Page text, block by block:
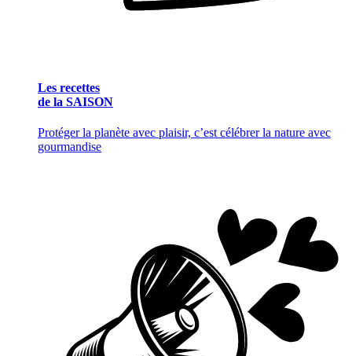
Les recettes
de la SAISON
Protéger la planète avec plaisir, c’est célébrer la nature avec
gourmandise